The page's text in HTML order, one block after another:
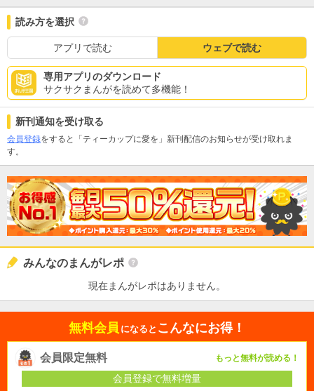
読み方を選択
アプリで読む ウェブで読む
専用アプリのダウンロード
サクサクまんがを読めて多機能！
新刊通知を受け取る
会員登録をすると「ティーカップに愛を」新刊配信のお知らせが受け取れま
す。
みんなのまんがレポ
現在まんがレポはありません。
無料会員 になると こんなにお得！
会員限定無料 もっと無料が読める！
会員登録で無料増量